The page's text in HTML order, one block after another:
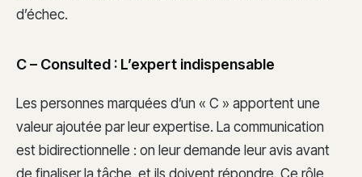
d’échec.
C – Consulted : L’expert indispensable
Les personnes marquées d’un « C » apportent une
valeur ajoutée par leur expertise. La communication
est bidirectionnelle : on leur demande leur avis avant
de finaliser la tâche, et ils doivent répondre. Ce rôle